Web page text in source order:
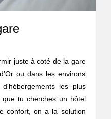
juste à coté de la gare
ou dans les environs
les plus
tu cherches un hôtel
confort, on a la solution